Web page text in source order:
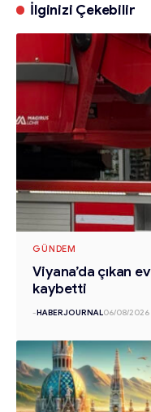
İlginizi Çekebilir
GÜNDEM
Viyana’da çıkan
kaybetti
-HABERJOURNAL06/08/2026